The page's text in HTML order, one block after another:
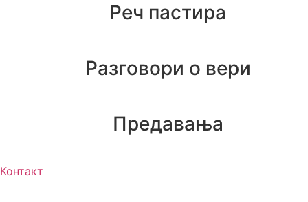
Реч пастира
Разговори о вери
Предавања
Контакт